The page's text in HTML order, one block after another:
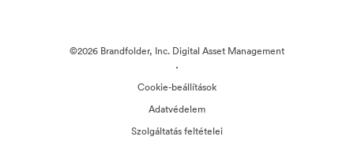
©2026 Brandfolder, Inc. Digital Asset Management
·
Cookie-beállítások
Adatvédelem
Szolgáltatás feltételei